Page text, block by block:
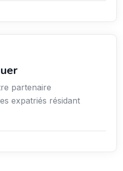
partenaire
expatriés résidant